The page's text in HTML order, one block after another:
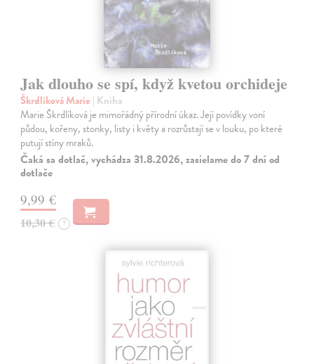
Jak dlouho se spí, když kvetou orchideje
Škrdlíková Marie | Kniha
Marie Škrdlíková je mimořádný přírodní úkaz. Její povídky voní
půdou, kořeny, stonky, listy i květy a rozrůstají se v louku, po které
putují stíny mraků.
Čaká sa dotlač, vychádza 31.8.2026, zasielame do 7 dní od
dotlače
9,99 €
10,30 € ?